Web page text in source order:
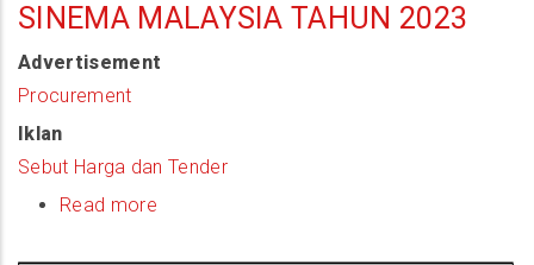
SINEMA MALAYSIA TAHUN 2023
Advertisement
Procurement
Iklan
Sebut Harga dan Tender
Read more